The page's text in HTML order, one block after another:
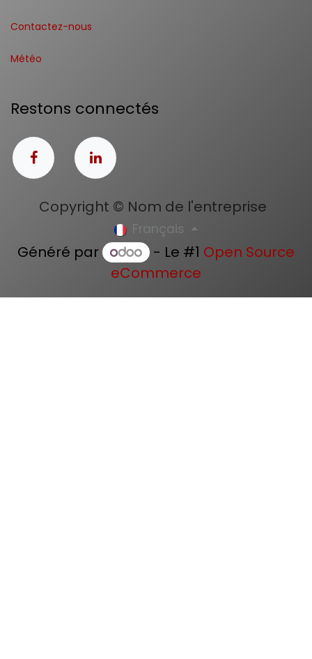
Contactez-nous
Météo
Restons connectés
Copyright © Nom de l'entreprise
Français
Généré par - Le #1 Open Source
eCommerce